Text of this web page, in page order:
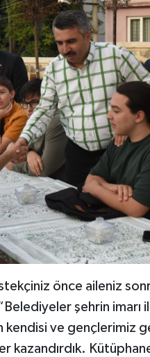
önce aileniz
şehrin
kendisi ve gençlerimiz
kazandırdık.